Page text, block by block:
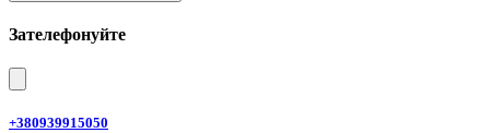
Зателефонуйте
+380939915050